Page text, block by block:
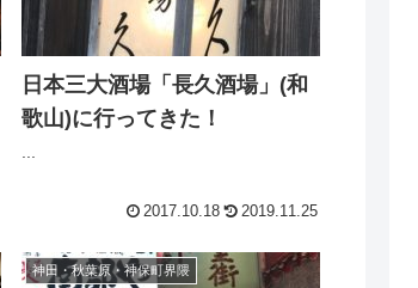
日本三大酒場「長久酒場」(和
歌山)に行ってきた！
2017.10.18 2019.11.25
神田・秋葉原・神保町界隈